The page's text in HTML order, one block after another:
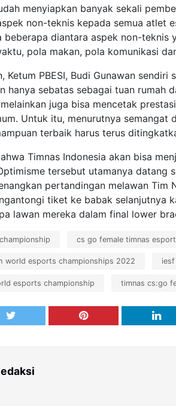
menyiapkan banyak sekali
non-teknis kepada semua atlet
beberapa diantara aspek non-teknis
pola makan, pola komunikasi
Ketum PBESI, Budi Gunawan
hanya sebatas sebagai tuan rumah
juga bisa mencetak
Untuk itu, menurutnya semangat
terbaik harus terus
Timnas Indonesia akan bisa
tersebut utamanya datang
pertandingan melawan
tiket ke babak selanjutnya
lawan mereka dalam final lower
cs go female timnas
world esports championships 2022
esports championship timnas cs:go